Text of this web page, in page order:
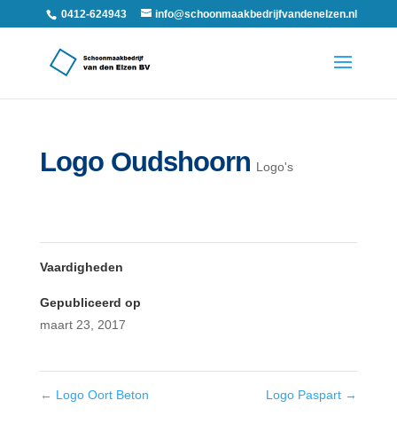
0412-624943 info@schoonmaakbedrijfvandenelzen.nl
Logo Oudshoorn Logo's
Vaardigheden
Gepubliceerd op
maart 23, 2017
← Logo Oort Beton Logo Paspart →